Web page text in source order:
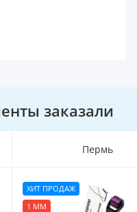
заказали
Пермь